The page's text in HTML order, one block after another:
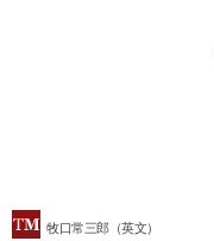
牧口常三郎（英文）